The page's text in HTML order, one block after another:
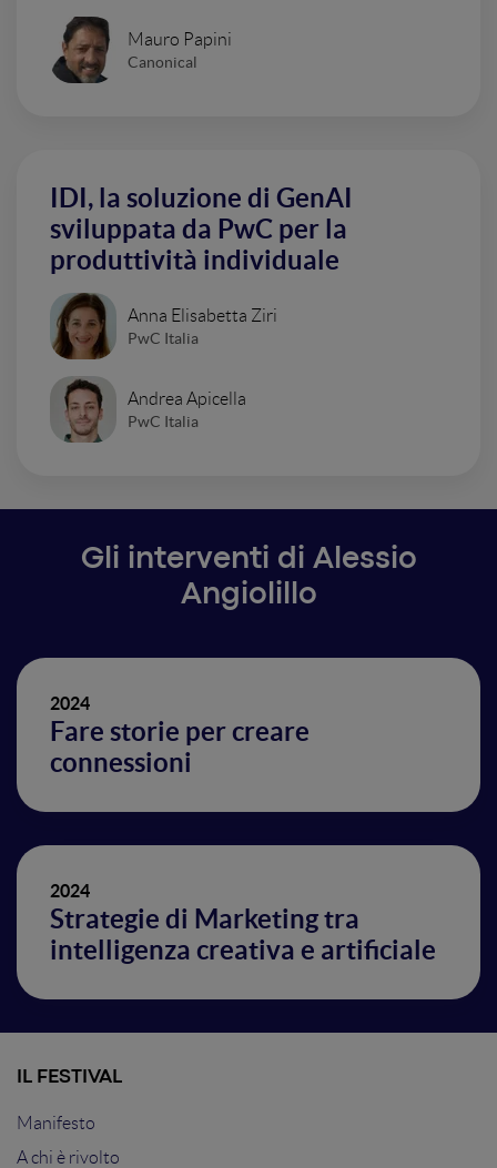
Mauro Papini
Canonical
IDI, la soluzione di GenAI
sviluppata da PwC per la
produttività individuale
Anna Elisabetta Ziri
PwC Italia
Andrea Apicella
PwC Italia
Gli interventi di Alessio
Angiolillo
2024
Fare storie per creare
connessioni
2024
Strategie di Marketing tra
intelligenza creativa e artificiale
IL FESTIVAL
Manifesto
A chi è rivolto